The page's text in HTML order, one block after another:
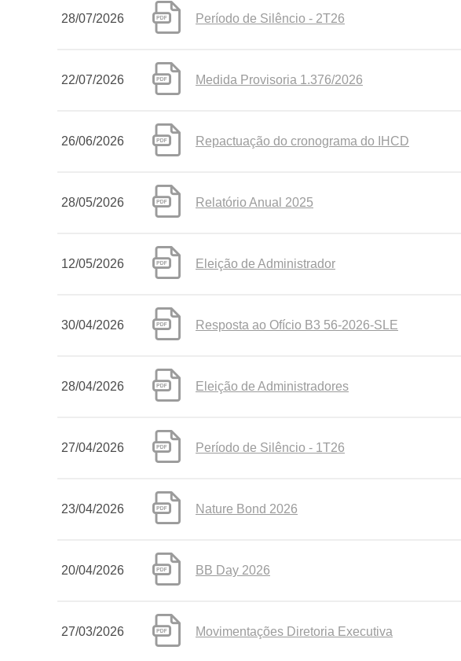
28/07/2026 Período de Silêncio - 2T26
22/07/2026 Medida Provisoria 1.376/2026
26/06/2026 Repactuação do cronograma do IHCD
28/05/2026 Relatório Anual 2025
12/05/2026 Eleição de Administrador
30/04/2026 Resposta ao Ofício B3 56-2026-SLE
28/04/2026 Eleição de Administradores
27/04/2026 Período de Silêncio - 1T26
23/04/2026 Nature Bond 2026
20/04/2026 BB Day 2026
27/03/2026 Movimentações Diretoria Executiva